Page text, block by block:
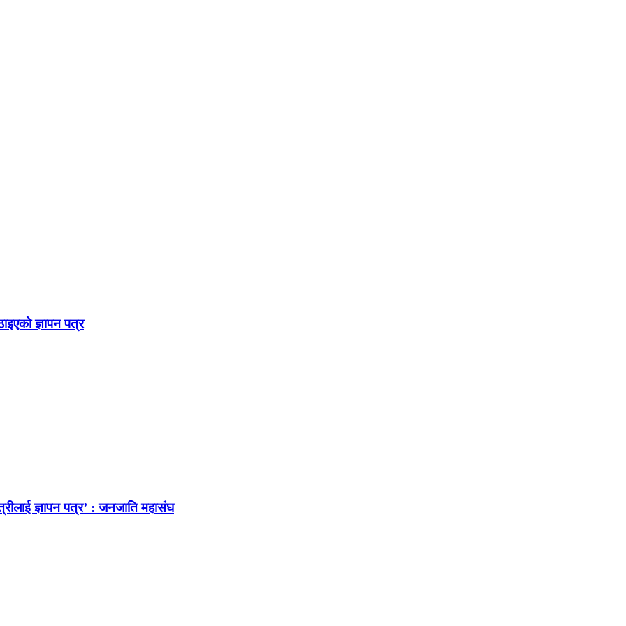
ज्ञापन पत्र
ज्ञापन पत्र’ : जनजाति महासंघ